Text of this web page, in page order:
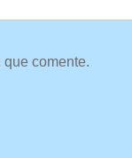
comente.